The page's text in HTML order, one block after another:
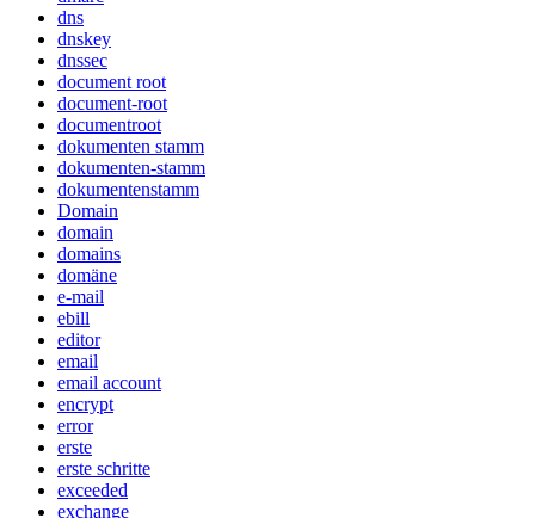
dns
dnskey
dnssec
document root
document-root
documentroot
dokumenten stamm
dokumenten-stamm
dokumentenstamm
Domain
domain
domains
domäne
e-mail
ebill
editor
email
email account
encrypt
error
erste
erste schritte
exceeded
exchange